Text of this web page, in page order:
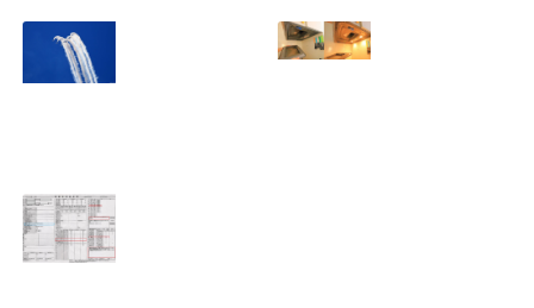
ド対応
2023.10.14
チレス水栓にDIY
で交換
撮影方法のレクチ
ャー
2022.12.24